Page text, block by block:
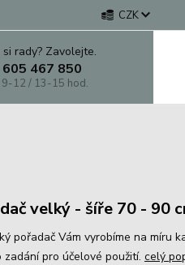
CZK
rady? Zavolejte.
467 850
9-12 / 13-15 hod.
velký - šíře 70 - 90
pořadač Vám vyrobíme na míru
zadání pro účelové použití. celý